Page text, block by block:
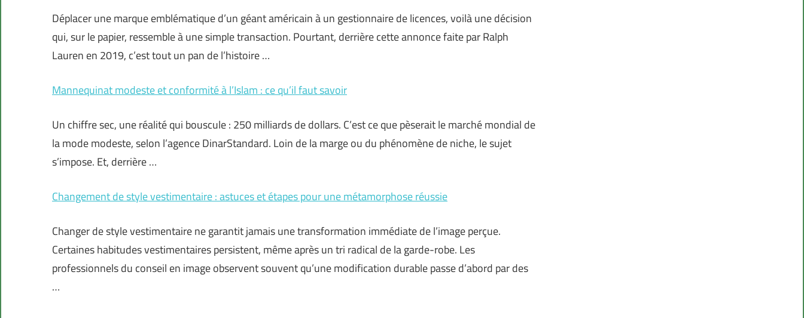
Déplacer une marque emblématique d’un géant américain à un gestionnaire de licences, voilà une décision
qui, sur le papier, ressemble à une simple transaction. Pourtant, derrière cette annonce faite par Ralph
Lauren en 2019, c’est tout un pan de l’histoire …
Mannequinat modeste et conformité à l’Islam : ce qu’il faut savoir
Un chiffre sec, une réalité qui bouscule : 250 milliards de dollars. C’est ce que pèserait le marché mondial de
la mode modeste, selon l’agence DinarStandard. Loin de la marge ou du phénomène de niche, le sujet
s’impose. Et, derrière …
Changement de style vestimentaire : astuces et étapes pour une métamorphose réussie
Changer de style vestimentaire ne garantit jamais une transformation immédiate de l’image perçue.
Certaines habitudes vestimentaires persistent, même après un tri radical de la garde-robe. Les
professionnels du conseil en image observent souvent qu’une modification durable passe d’abord par des
…